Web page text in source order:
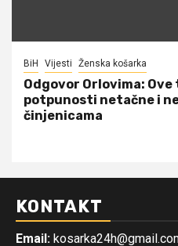
BiH Vijesti Ženska košarka
Odgovor Orlovima:
potpunosti netačne i
činjenicama
KONTAKT
Email: